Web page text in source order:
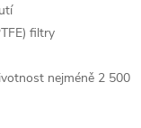
filtry
nejméně 2 500